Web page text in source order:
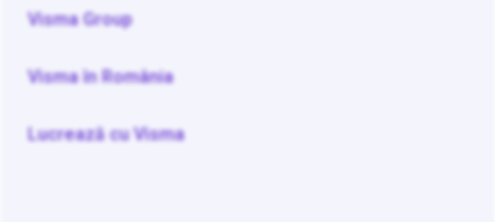
Visma Group
Visma în România
Lucrează cu Visma